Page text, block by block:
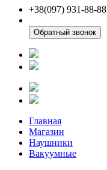
+38(097) 931-88-88
Обратный звонок
Главная
Магазин
Наушники
Вакуумные